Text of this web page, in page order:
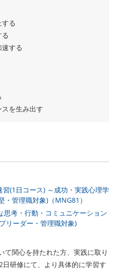
る
する
を生み出す
(1日コース) ～成功・実践心理学
管理職対象)（MNG81）
思考・行動・コミュニケーション
リーダー・管理職対象)
て関心を持たれた方、実践に取り
研修にて、より具体的に学習す